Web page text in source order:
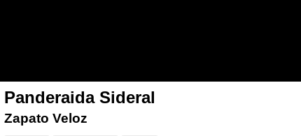
Panderaida Sideral
Zapato Veloz